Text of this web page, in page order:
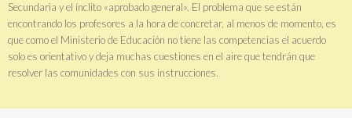
Secundaria y el ínclito «aprobado general». El problema que se están
encontrando los profesores a la hora de concretar, al menos de momento, es
que como el Ministerio de Educación no tiene las competencias el acuerdo
solo es orientativo y deja muchas cuestiones en el aire que tendrán que
resolver las comunidades con sus instrucciones.